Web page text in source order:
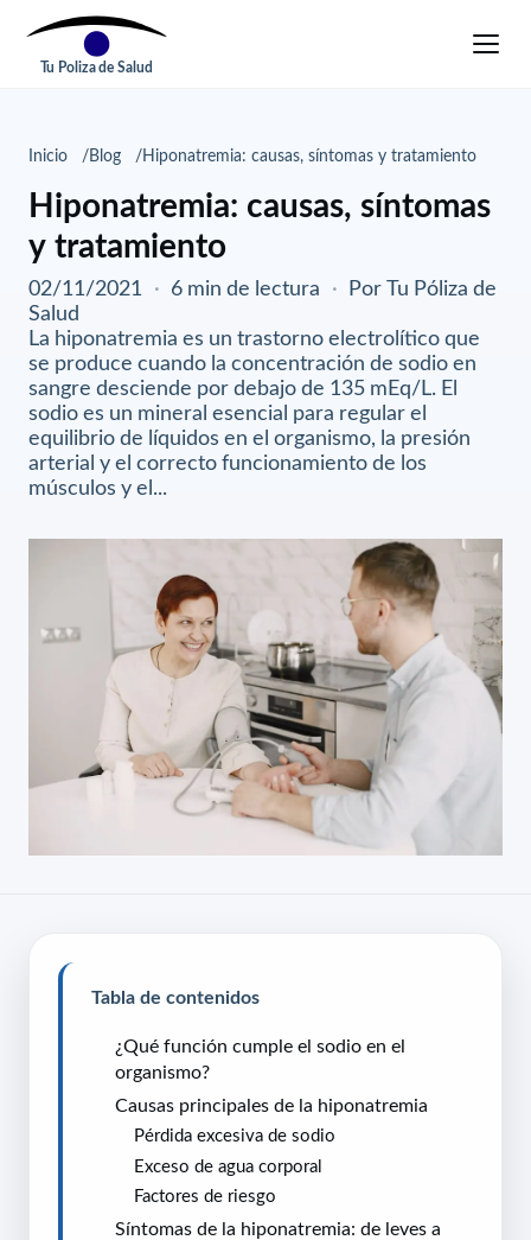
Tu Poliza de Salud
Inicio Blog Hiponatremia: causas, síntomas y tratamiento
Hiponatremia: causas, síntomas
y tratamiento
02/11/2021 · 6 min de lectura ·
Por Tu Póliza de
Salud
La hiponatremia es un trastorno electrolítico que
se produce cuando la concentración de sodio en
sangre desciende por debajo de 135 mEq/L. El
sodio es un mineral esencial para regular el
equilibrio de líquidos en el organismo, la presión
arterial y el correcto funcionamiento de los
músculos y el...
Tabla de contenidos
¿Qué función cumple el sodio en el
organismo?
Causas principales de la hiponatremia
Pérdida excesiva de sodio
Exceso de agua corporal
Factores de riesgo
Síntomas de la hiponatremia: de leves a